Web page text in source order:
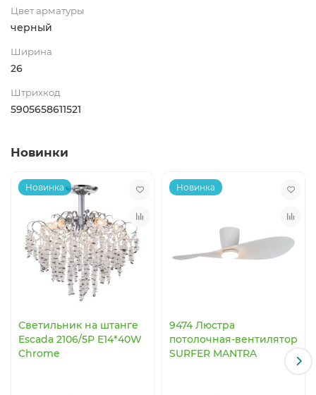
Цвет арматуры
черный
Ширина
26
Штрихкод
5905658611521
Новинки
Новинка
Светильник на штанге
Escada 2106/5P E14*40W
Chrome
Новинка
9474 Люстра
потолочная-вентилятор
SURFER MANTRA